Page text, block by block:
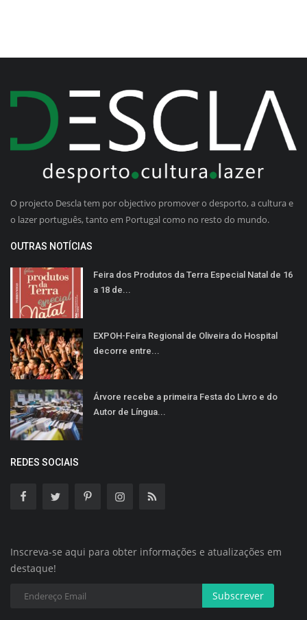
O projecto Descla tem por objectivo promover o desporto, a cultura e
o lazer português, tanto em Portugal como no resto do mundo.
OUTRAS NOTÍCIAS
Feira dos Produtos da Terra Especial Natal de 16
a 18 de...
EXPOH-Feira Regional de Oliveira do Hospital
decorre entre...
Árvore recebe a primeira Festa do Livro e do
Autor de Língua...
REDES SOCIAIS
Inscreva-se aqui para obter informações e atualizações em
destaque!
Subscrever